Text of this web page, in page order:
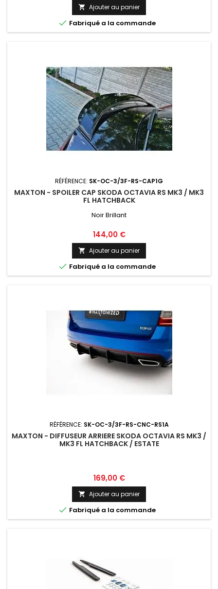
 Ajouter au panier
 Fabriqué a la commande
RÉFÉRENCE: SK-OC-3/3F-RS-CAP1G
MAXTON - SPOILER CAP SKODA OCTAVIA RS MK3 / MK3
FL HATCHBACK
Noir Brillant
Prix
144,00 €
 Ajouter au panier
 Fabriqué a la commande
RÉFÉRENCE: SK-OC-3/3F-RS-CNC-RS1A
MAXTON - DIFFUSEUR ARRIERE SKODA OCTAVIA RS MK3 /
MK3 FL HATCHBACK / ESTATE
Prix
169,00 €
 Ajouter au panier
 Fabriqué a la commande